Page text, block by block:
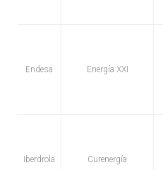
Endesa Energía XXI
Iberdrola Curenergía